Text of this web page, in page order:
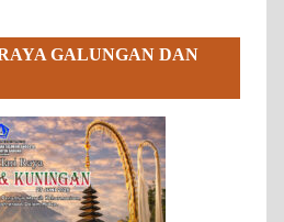
GALUNGAN DAN